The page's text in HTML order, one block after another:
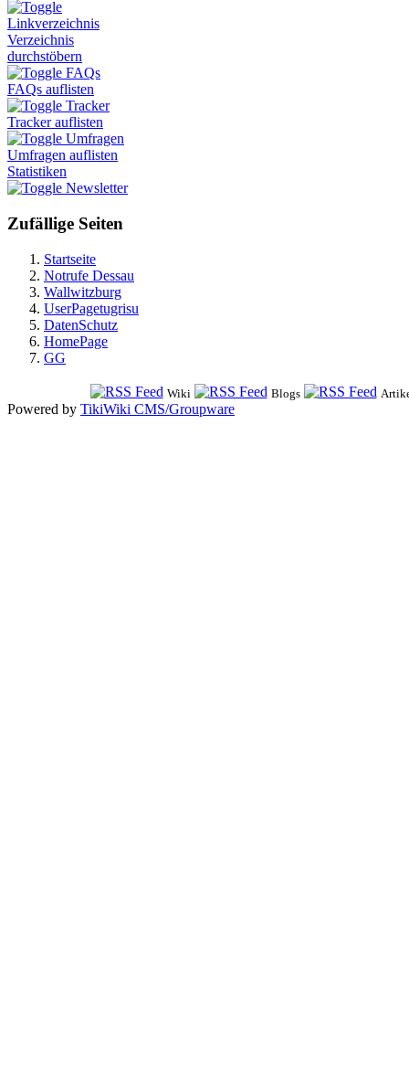
Linkverzeichnis
Verzeichnis
durchstöbern
FAQs
FAQs auflisten
Tracker
Tracker auflisten
Umfragen
Umfragen auflisten
Statistiken
Newsletter
Zufällige Seiten
Startseite
Notrufe Dessau
Wallwitzburg
UserPagetugrisu
DatenSchutz
HomePage
GG
Wiki Blogs
Powered by TikiWiki CMS/Groupware